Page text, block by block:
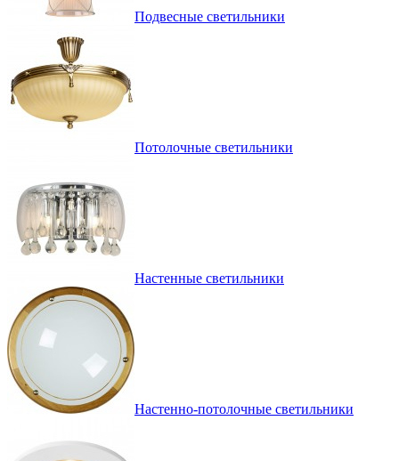
Подвесные светильники
Потолочные светильники
Настенные светильники
Настенно-потолочные светильники